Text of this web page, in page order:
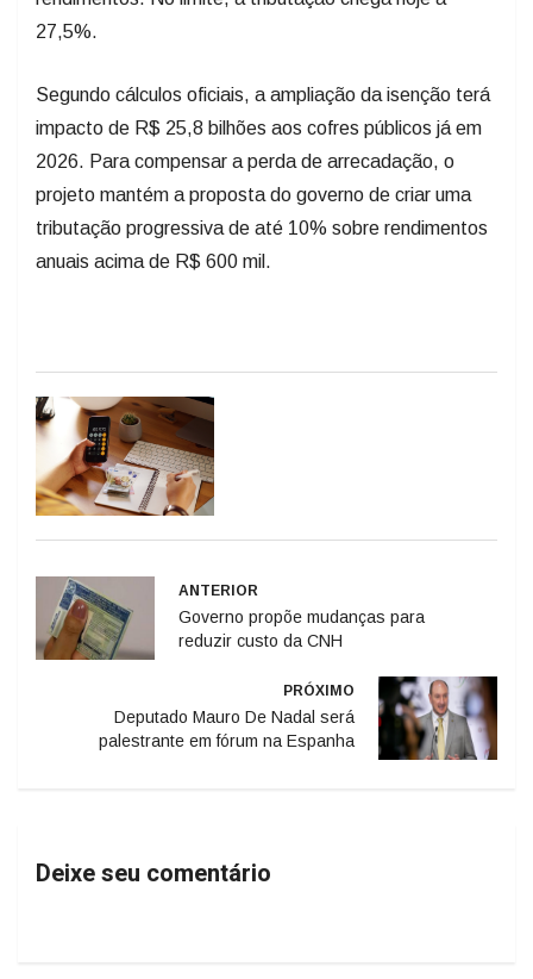
27,5%.
Segundo cálculos oficiais, a ampliação da isenção terá
impacto de R$ 25,8 bilhões aos cofres públicos já em
2026. Para compensar a perda de arrecadação, o
projeto mantém a proposta do governo de criar uma
tributação progressiva de até 10% sobre rendimentos
anuais acima de R$ 600 mil.
ANTERIOR
Governo propõe mudanças para
reduzir custo da CNH
PRÓXIMO
Deputado Mauro De Nadal será
palestrante em fórum na Espanha
Deixe seu comentário